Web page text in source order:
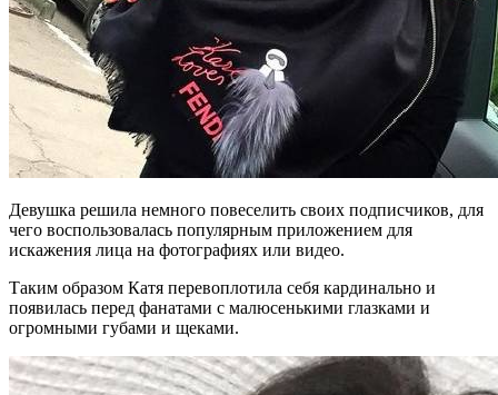
Девушка решила немного повеселить своих подписчиков, для
чего воспользовалась популярным приложением для
искажения лица на фотографиях или видео.
Таким образом Катя перевоплотила себя кардинально и
появилась перед фанатами с малюсенькими глазками и
огромными губами и щеками.